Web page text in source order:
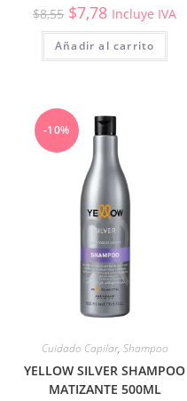
$8,55 $7,78 Incluye IVA
Añadir al carrito
-10%
Cuidado Capilar, Shampoo
YELLOW SILVER SHAMPOO
MATIZANTE 500ML